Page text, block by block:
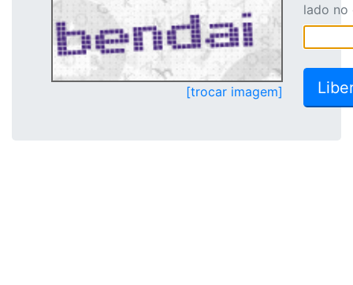
[trocar imagem]
lado no